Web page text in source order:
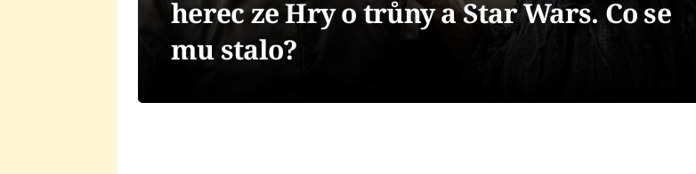
herec ze Hry o trůny a Star Wars. Co se
mu stalo?